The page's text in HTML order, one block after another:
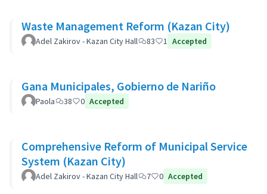
Waste Management Reform (Kazan City)
Adel Zakirov - Kazan City Hall 83 1 Accepted
Gana Municipales, Gobierno de Nariño
Paola 38 0 Accepted
Comprehensive Reform of Municipal Service
System (Kazan City)
Adel Zakirov - Kazan City Hall 7 0 Accepted